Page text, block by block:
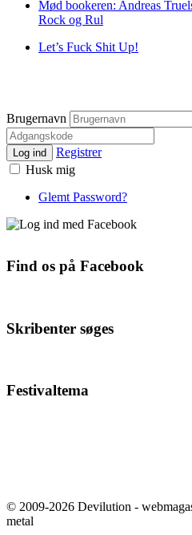
Mød bookeren: Andreas
Rock og Rul
Let’s Fuck Shit Up!
Brugernavn
Log ind
Registrer
Husk mig
Glemt Password?
Find os på Facebook
Skribenter søges
Festivaltema
© 2009-2026 Devilution -
metal